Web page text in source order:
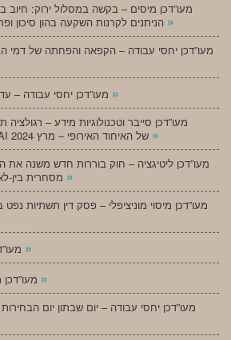
מעו”דכן מיסים – בקשה במסלול ירוק:
»
»
מעו”דכן סייבר וטכנולוגיות מידע – רגולציה
»
מעו”דכן ליטיגציה – חוק בוררות חדש משנה את
»
מעו”דכן מיסוי מוניציפלי – פסק דין תשתיות
»
»
מעו”דכן יחסי עבודה – יום שבתון יום